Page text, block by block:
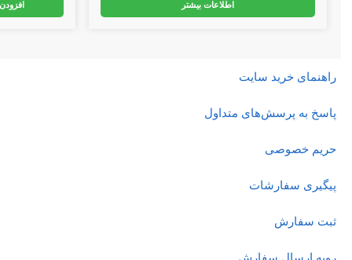
اطلاعات بیشتر افزودن
راهنمای خرید سایت
پاسخ به پرسش‌های متداول
حریم خصوصی
پیگیری سفارشات
ثبت سفارش